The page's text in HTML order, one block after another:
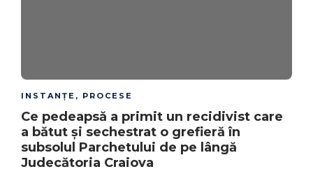
INSTANȚE , PROCESE
Ce pedeapsă a primit un recidivist care
a bătut și sechestrat o grefieră în
subsolul Parchetului de pe lângă
Judecătoria Craiova